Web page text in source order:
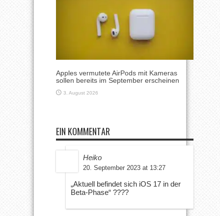
Apples vermutete AirPods mit Kameras
sollen bereits im September erscheinen
3. August 2026
EIN KOMMENTAR
Heiko
20. September 2023 at 13:27
„Aktuell befindet sich iOS 17 in der
Beta-Phase“ ????